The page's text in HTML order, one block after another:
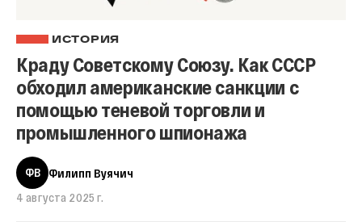
ИСТОРИЯ
Краду Советскому Союзу. Как СССР
обходил американские санкции с
помощью теневой торговли и
промышленного шпионажа
ФВ
Филипп Вуячич
4 августа 2025 г.